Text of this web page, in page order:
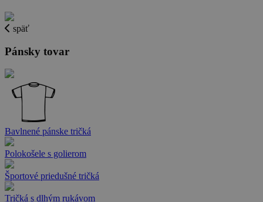
späť
Pánsky tovar
Bavlnené pánske tričká
Polokošele s golierom
Športové priedušné tričká
Tričká s dlhým rukávom